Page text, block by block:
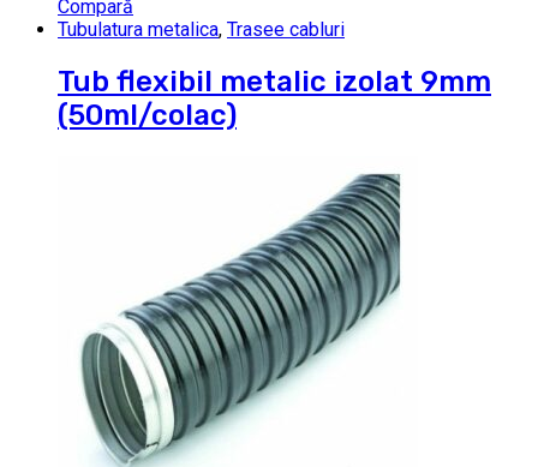
Compară
Tubulatura metalica, Trasee cabluri
Tub flexibil metalic izolat 9mm
(50ml/colac)